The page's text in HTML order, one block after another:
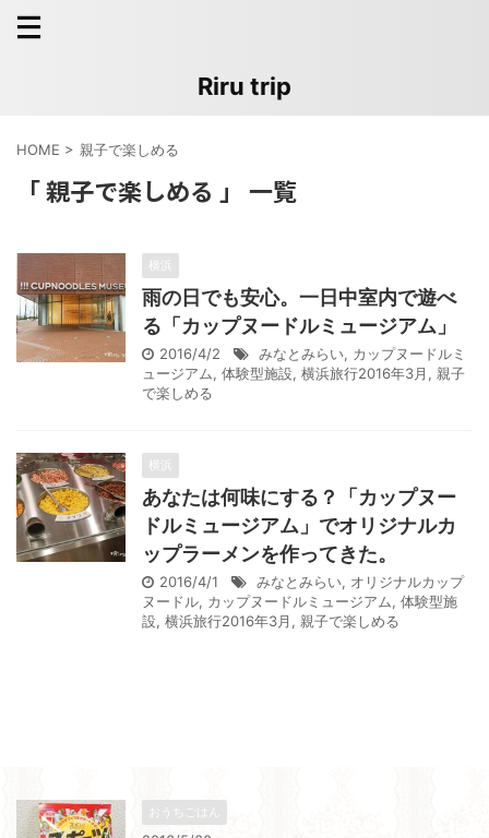
Riru trip
HOME > 親子で楽しめる
「 親子で楽しめる 」 一覧
横浜
雨の日でも安心。一日中室内で遊べ
る「カップヌードルミュージアム」
2016/4/2 みなとみらい, カップヌードルミ
ュージアム, 体験型施設, 横浜旅行2016年3月 , 親子
で楽しめる
横浜
あなたは何味にする？「カップヌー
ドルミュージアム」でオリジナルカ
ップラーメンを作ってきた。
2016/4/1 みなとみらい, オリジナルカップ
ヌードル, カップヌードルミュージアム, 体験型施
設, 横浜旅行2016年3月 , 親子で楽しめる
おうちごはん